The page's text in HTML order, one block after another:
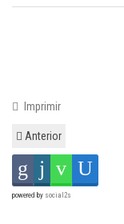
Imprimir
Anterior
powered by social2s